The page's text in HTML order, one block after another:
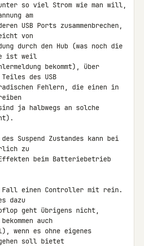
so viel Strom wie man will,
am
USB Ports zusammenbrechen,
von
durch den Hub (was noch die
ist weil
bekommt), über
des USB
Fehlern, die einen in
ja halbwegs an solche
Suspend Zustandes kann bei
zu
beim Batteriebetrieb
Fall einen Controller mit rein.
dazu
geht übrigens nicht,
auch
wenn es ohne eigenes
gehen soll bietet